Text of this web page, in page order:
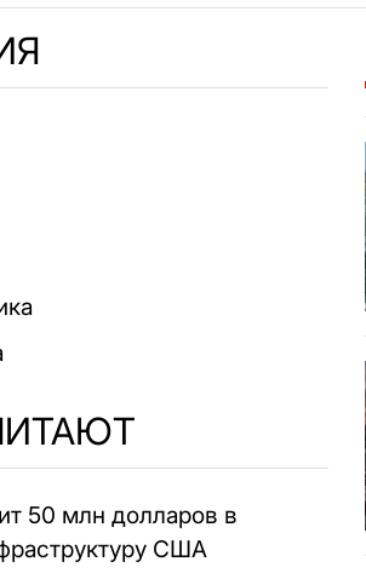
50 млн долларов в
США